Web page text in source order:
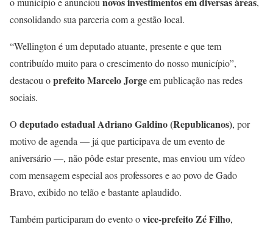
consolidando sua parceria com a gestão local.
“Wellington é um deputado atuante, presente e que tem
contribuído muito para o crescimento do nosso município”,
destacou oprefeito Marcelo Jorgeem publicação nas redes
sociais.
O deputado estadual Adriano Galdino (Republicanos), por
motivo de agenda — já que participava de um evento de
aniversário —, não pôde estar presente, mas enviou um vídeo
com mensagem especial aos professores e ao povo de Gado
Bravo, exibido no telão e bastante aplaudido.
Também participaram do evento ovice-prefeito Zé Filho,